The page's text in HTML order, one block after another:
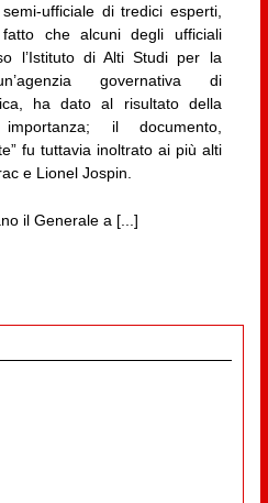
ufficiale di tredici esperti,
che alcuni degli ufficiali
l’Istituto di Alti Studi per la
governativa di
ha dato al risultato della
il documento,
fu tuttavia inoltrato ai più alti
e Lionel Jospin.
il Generale a [...]